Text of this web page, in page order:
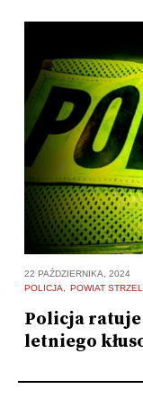
22 PAŹDZIERNIKA, 2024
POLICJA
POWIAT
Policja ratuje
letniego